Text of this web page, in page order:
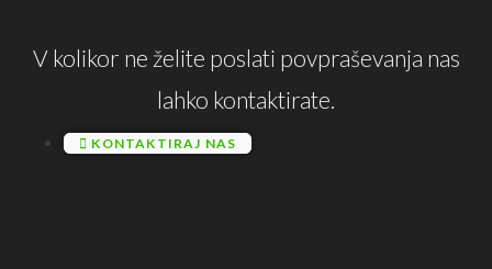
V kolikor ne želite poslati povpraševanja nas
lahko kontaktirate.
KONTAKTIRAJ NAS